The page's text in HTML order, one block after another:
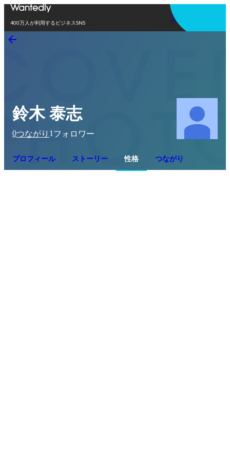
400万人が利用するビジネスSNS
アプリを使う
鈴木 泰志
0つながり 1 フォロワー
プロフィール ストーリー 性格 つながり